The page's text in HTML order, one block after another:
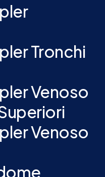
Tronchi
Venoso
Venoso